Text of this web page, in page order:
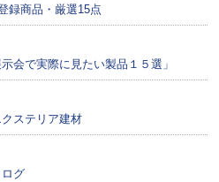
録商品・厳選15点
会で実際に見たい製品１５選」
ステリア建材
グ